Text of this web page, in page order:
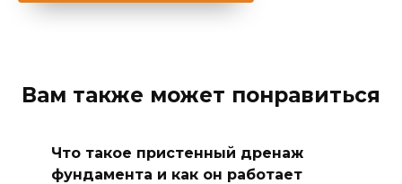
Вам также может понравиться
Что такое пристенный дренаж
фундамента и как он работает